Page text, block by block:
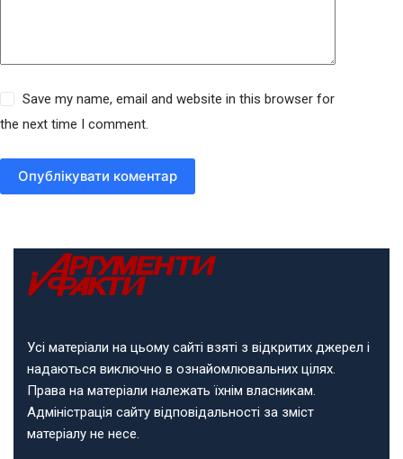
Save my name, email and website in this browser for
the next time I comment.
Опублікувати коментар
Усі матеріали на цьому сайті взяті з відкритих джерел і
надаються виключно в ознайомлювальних цілях.
Права на матеріали належать їхнім власникам.
Адміністрація сайту відповідальності за зміст
матеріалу не несе.